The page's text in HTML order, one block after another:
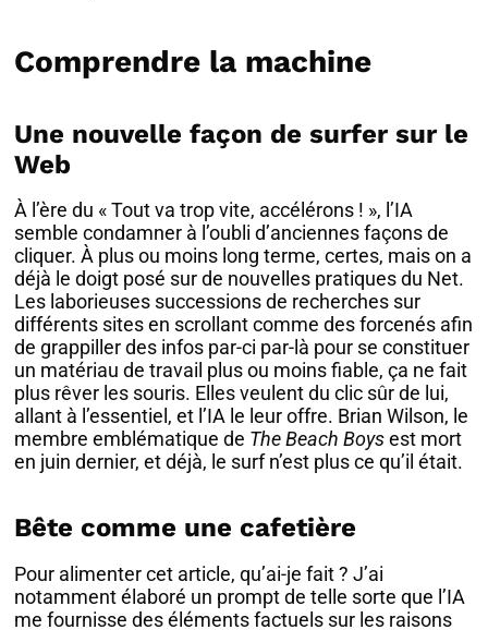
Comprendre la machine
Une nouvelle façon de surfer sur le
Web
À l’ère du « Tout va trop vite, accélérons ! », l’IA
semble condamner à l’oubli d’anciennes façons de
cliquer. À plus ou moins long terme, certes, mais on a
déjà le doigt posé sur de nouvelles pratiques du Net.
Les laborieuses successions de recherches sur
différents sites en scrollant comme des forcenés afin
de grappiller des infos par-ci par-là pour se constituer
un matériau de travail plus ou moins fiable, ça ne fait
plus rêver les souris. Elles veulent du clic sûr de lui,
allant à l’essentiel, et l’IA le leur offre. Brian Wilson, le
membre emblématique de The Beach Boysest mort
en juin dernier, et déjà, le surf n’est plus ce qu’il était.
Bête comme une cafetière
Pour alimenter cet article, qu’ai-je fait ? J’ai
notamment élaboré un prompt de telle sorte que l’IA
me fournisse des éléments factuels sur les raisons